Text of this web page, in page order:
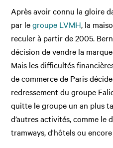
Après avoir connu la gloire
par legroupe LVMH, la
reculer à partir de 2005.
décision de vendre la
Mais les difficultés
de commerce de Paris
redressement du groupe
quitte le groupe un an plus
d’autres activités, comme le
tramways, d'hôtels ou